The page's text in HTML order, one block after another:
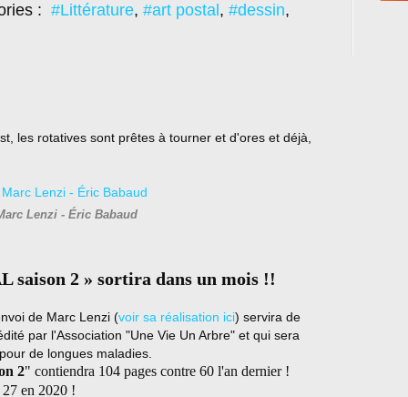
: #Littérature, #art postal , #dessin,
les rotatives sont prêtes à tourner et d'ores et déjà,
Lenzi - Éric Babaud
saison 2 » sortira dans un mois !!
de Marc Lenzi (voir sa réalisation ici) servira de
par l'Association "Une Vie Un Arbre" et qui sera
de longues maladies.
2" contiendra 104 pages contre 60 l'an dernier !
27 en 2020 !